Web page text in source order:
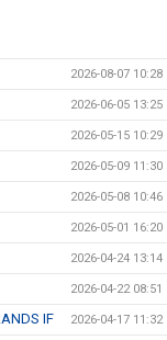
2026-08-07 10:28
2026-06-05 13:25
2026-05-15 10:29
2026-05-09 11:30
2026-05-08 10:46
2026-05-01 16:20
2026-04-24 13:14
2026-04-22 08:51
IF 2026-04-17 11:32